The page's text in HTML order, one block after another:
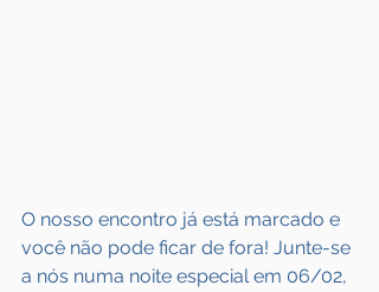
O nosso encontro já está marcado e
você não pode ficar de fora! Junte-se
a nós numa noite especial em 06/02,